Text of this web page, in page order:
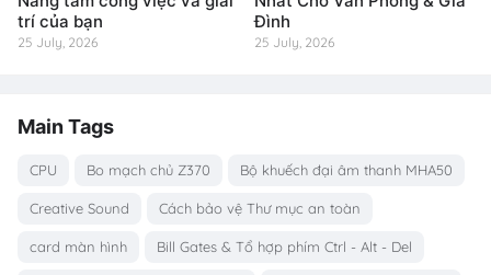
trí của bạn
25 July, 2026
Đình
25 July, 2026
Main Tags
CPU Bo mạch chủ Z370 Bộ khuếch đại âm thanh MHA50
Creative Sound Cách bảo vệ Thư mục an toàn
card màn hình Bill Gates & Tổ hợp phím Ctrl - Alt - Del